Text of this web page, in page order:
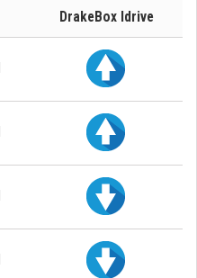
DrakeBox Idrive